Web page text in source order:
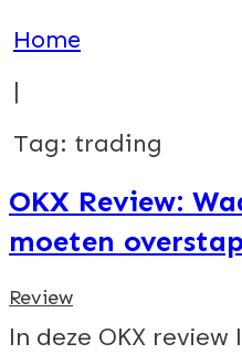
Home
|
Tag: trading
OKX Review:
moeten
Review
In deze OKX review